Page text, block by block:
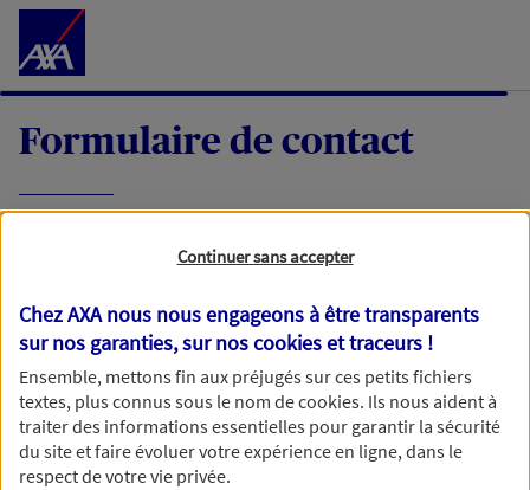
Accéder au Contenu
Formulaire de contact
demande, nous vous répondrons dans les
meilleurs délais par mail ou par téléphone.
Votre message :
Continuer sans accepter
Chez AXA nous nous engageons à être transparents
sur nos garanties, sur noscookies et traceurs !
Ensemble, mettons fin aux préjugés sur ces petits fichiers
textes, plus connus sous le nom decookies. Ils nous aident à
traiter des informations essentielles pour garantir la sécurité
du site et faire évoluer votre expérience en ligne, dans le
respect de votre vie privée.